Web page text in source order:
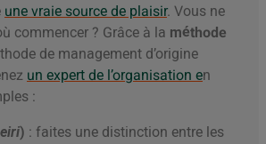
une vraie source de plaisir. Vous ne
commencer ? Grâce à la méthode
de management d’origine
un expert de l’organisation en
:
) : faites une distinction entre les